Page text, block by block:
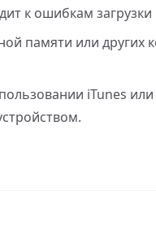
к ошибкам загрузки
памяти или других
iTunes